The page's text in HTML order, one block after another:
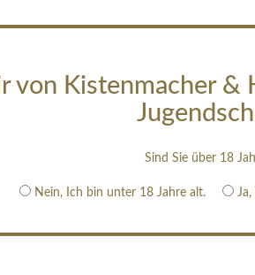
von Kistenmacher &
Sind Sie über 18
Nein, Ich bin unter 18 Jahre alt.